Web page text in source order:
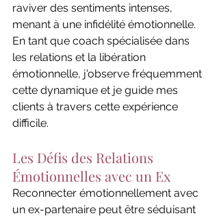
raviver des sentiments intenses,
menant à une infidélité émotionnelle.
En tant que coach spécialisée dans
les relations et la libération
émotionnelle, j'observe fréquemment
cette dynamique et je guide mes
clients à travers cette expérience
difficile.
Les Défis des Relations
Émotionnelles avec un Ex
Reconnecter émotionnellement avec
un ex-partenaire peut être séduisant